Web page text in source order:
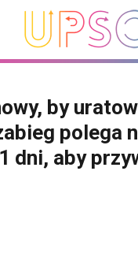
by
polega
dni, aby